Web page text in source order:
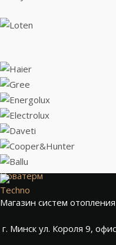
Новатерм
Techno
Магазин систем
г. Минск ул. Короля 9,